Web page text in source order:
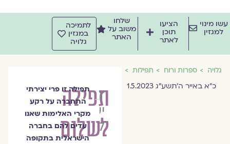
מינוי
למגזין
הציעו
תוכן
לאתר
שלחו
משוב על
האתר
לתמיכה
במגזין
גלויה
גלויה ספרות ורוח תפילות
כ״א באייר ה׳תשע״ג 1.5.2023
תפילה
לשלום
ד״ר
יעל
לוין
תפילה זו פרי יצירתי
התחברה על רקע
מקרי האלימות שאנו
עדים להם בחברה
הישראלית בתקופה